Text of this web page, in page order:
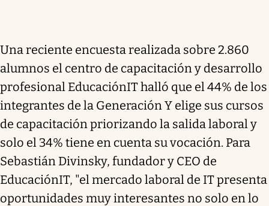
Una reciente encuesta realizada sobre 2.860
alumnos el centro de capacitación y desarrollo
profesional EducaciónIT halló que el 44% de los
integrantes de la Generación Y elige sus cursos
de capacitación priorizando la salida laboral y
solo el 34% tiene en cuenta su vocación. Para
Sebastián Divinsky, fundador y CEO de
EducaciónIT, "el mercado laboral de IT presenta
oportunidades muy interesantes no solo en lo